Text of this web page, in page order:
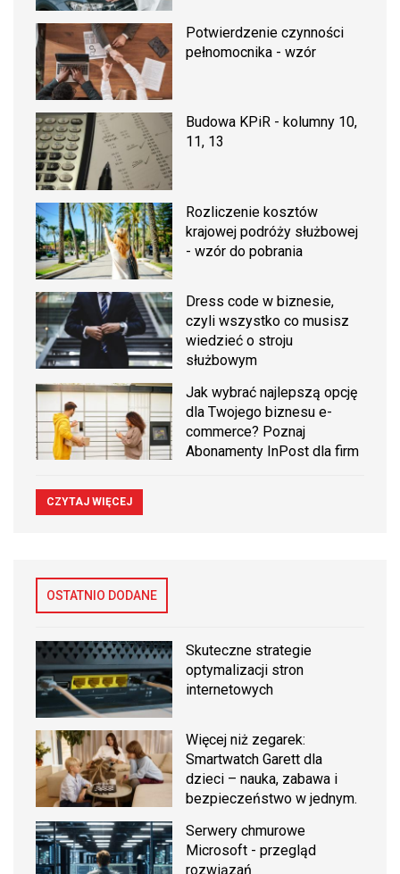
Potwierdzenie czynności
pełnomocnika - wzór
Budowa KPiR - kolumny 10,
11, 13
Rozliczenie kosztów
krajowej podróży służbowej
- wzór do pobrania
Dress code w biznesie,
czyli wszystko co musisz
wiedzieć o stroju
służbowym
Jak wybrać najlepszą opcję
dla Twojego biznesu e-
commerce? Poznaj
Abonamenty InPost dla firm
CZYTAJ WIĘCEJ
OSTATNIO DODANE
Skuteczne strategie
optymalizacji stron
internetowych
Więcej niż zegarek:
Smartwatch Garett dla
dzieci – nauka, zabawa i
bezpieczeństwo w jednym.
Serwery chmurowe
Microsoft - przegląd
rozwiązań